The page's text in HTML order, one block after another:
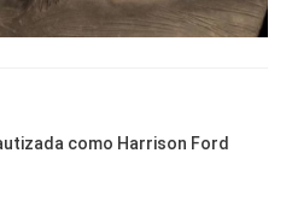
como Harrison Ford